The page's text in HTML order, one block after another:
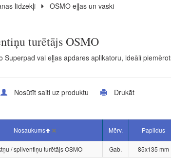
līdzekļi OSMO eļļas un vaski
turētājs OSMO
Superpad vai eļļas apdares aplikatoru, ideāli
Nosūtīt saiti uz produktu Drukāt
Nosaukums Mērv. Papildus
/ spilventiņu turētājs OSMO Gab. 85x135 mm